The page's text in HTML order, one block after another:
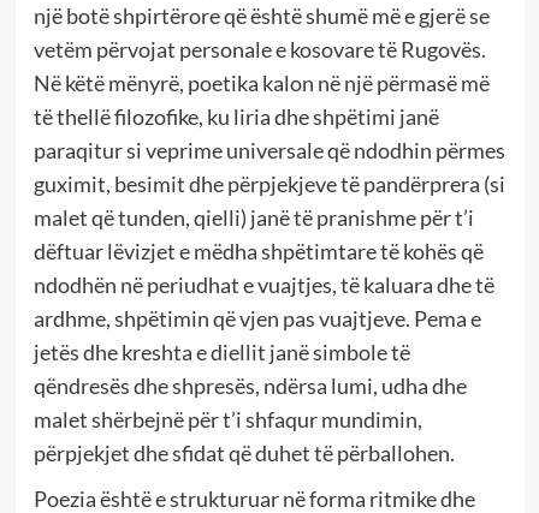
një botë shpirtërore që është shumë më e gjerë se
vetëm përvojat personale e kosovare të Rugovës.
Në këtë mënyrë, poetika kalon në një përmasë më
të thellë filozofike, ku liria dhe shpëtimi janë
paraqitur si veprime universale që ndodhin përmes
guximit, besimit dhe përpjekjeve të pandërprera (si
malet që tunden, qielli) janë të pranishme për t’i
dëftuar lëvizjet e mëdha shpëtimtare të kohës që
ndodhën në periudhat e vuajtjes, të kaluara dhe të
ardhme, shpëtimin që vjen pas vuajtjeve. Pema e
jetës dhe kreshta e diellit janë simbole të
qëndresës dhe shpresës, ndërsa lumi, udha dhe
malet shërbejnë për t’i shfaqur mundimin,
përpjekjet dhe sfidat që duhet të përballohen.
Poezia është e strukturuar në forma ritmike dhe